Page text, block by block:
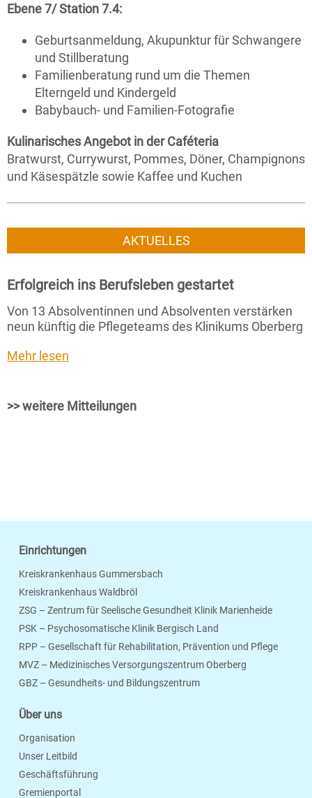
Ebene 7/ Station 7.4:
Geburtsanmeldung, Akupunktur für Schwangere
und Stillberatung
Familienberatung rund um die Themen
Elterngeld und Kindergeld
Babybauch- und Familien-Fotografie
Kulinarisches Angebot in der Caféteria
Bratwurst, Currywurst, Pommes, Döner, Champignons
und Käsespätzle sowie Kaffee und Kuchen
AKTUELLES
Erfolgreich ins Berufsleben gestartet
Von 13 Absolventinnen und Absolventen verstärken
neun künftig die Pflegeteams des Klinikums Oberberg
Mehr lesen
>> weitere Mitteilungen
Einrichtungen
Kreiskrankenhaus Gummersbach
Kreiskrankenhaus Waldbröl
ZSG – Zentrum für Seelische Gesundheit Klinik Marienheide
PSK – Psychosomatische Klinik Bergisch Land
RPP – Gesellschaft für Rehabilitation, Prävention und Pflege
MVZ – Medizinisches Versorgungszentrum Oberberg
GBZ – Gesundheits- und Bildungszentrum
Über uns
Organisation
Unser Leitbild
Geschäftsführung
Gremienportal